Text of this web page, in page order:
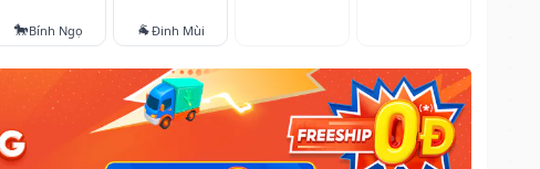
🐎Bính Ngọ 🐐Đinh Mùi